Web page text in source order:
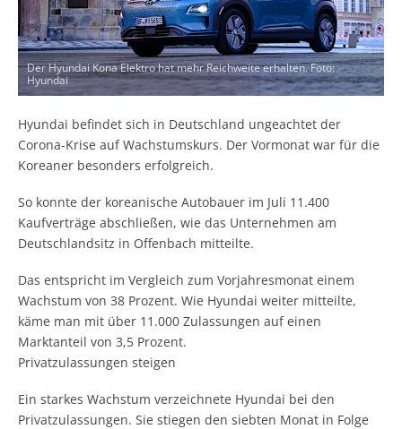
Der Hyundai Kona Elektro hat mehr Reichweite erhalten. Foto:
Hyundai
Hyundai befindet sich in Deutschland ungeachtet der
Corona-Krise auf Wachstumskurs. Der Vormonat war für die
Koreaner besonders erfolgreich.
So konnte der koreanische Autobauer im Juli 11.400
Kaufverträge abschließen, wie das Unternehmen am
Deutschlandsitz in Offenbach mitteilte.
Das entspricht im Vergleich zum Vorjahresmonat einem
Wachstum von 38 Prozent. Wie Hyundai weiter mitteilte,
käme man mit über 11.000 Zulassungen auf einen
Marktanteil von 3,5 Prozent.
Privatzulassungen steigen
Ein starkes Wachstum verzeichnete Hyundai bei den
Privatzulassungen. Sie stiegen den siebten Monat in Folge